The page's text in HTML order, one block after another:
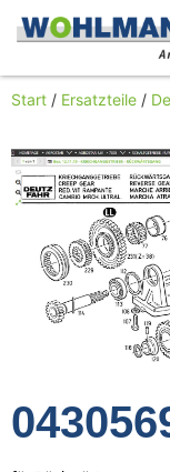
Start / Ersatzteile /